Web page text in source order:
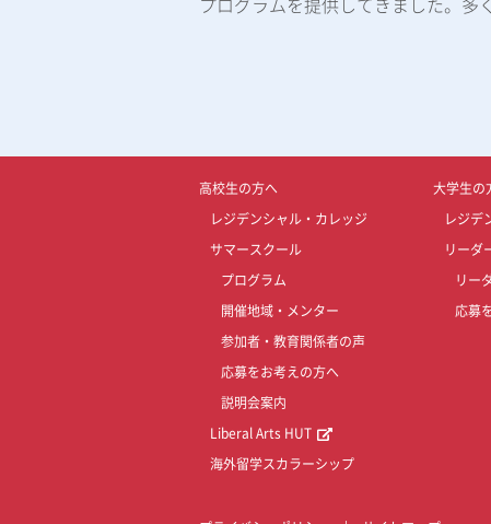
プログラムを提供してきました。多
高校生の方へ
レジデンシャル・カレッジ
サマースクール
プログラム
開催地域・メンター
参加者・教育関係者の声
応募をお考えの方へ
説明会案内
Liberal Arts HUT
海外留学スカラーシップ
大学生の
レジデ
リーダ
リー
応募